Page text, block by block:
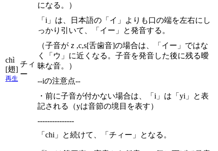
chì
[翅]
再生
チィ
ー
になる。）
「i」は、日本語の「イ」よりも口の端を左右にし
っかり引いて、「イー」と発音する。
（子音がｚ,c,s[舌歯音]の場合は、「イー」ではな
く「ウ」に近くなる。子音を発音した後に残る曖
昧な音。）
--iの注意点--
・前に子音が付かない場合は、「i」は「yi」と表
記される（yは音節の境目を表す）
---------------
「chi」と続けて、「チィー」となる。